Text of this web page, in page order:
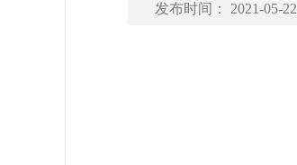
发布时间： 2021-05-22